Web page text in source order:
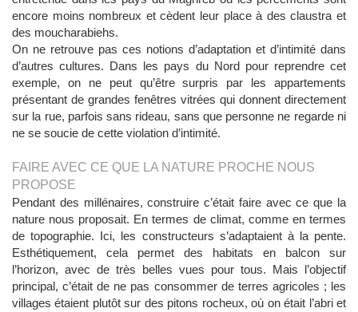
encore moins nombreux et cèdent leur place à des claustra et
des moucharabiehs.
On ne retrouve pas ces notions d’adaptation et d’intimité dans
d’autres cultures. Dans les pays du Nord pour reprendre cet
exemple, on ne peut qu’être surpris par les appartements
présentant de grandes fenêtres vitrées qui donnent directement
sur la rue, parfois sans rideau, sans que personne ne regarde ni
ne se soucie de cette violation d’intimité.
FAIRE AVEC CE QUE LA NATURE PROCHE NOUS
PROPOSE
Pendant des millénaires, construire c’était faire avec ce que la
nature nous proposait. En termes de climat, comme en termes
de topographie. Ici, les constructeurs s’adaptaient à la pente.
Esthétiquement, cela permet des habitats en balcon sur
l’horizon, avec de très belles vues pour tous. Mais l’objectif
principal, c’était de ne pas consommer de terres agricoles ; les
villages étaient plutôt sur des pitons rocheux, où on était l’abri et